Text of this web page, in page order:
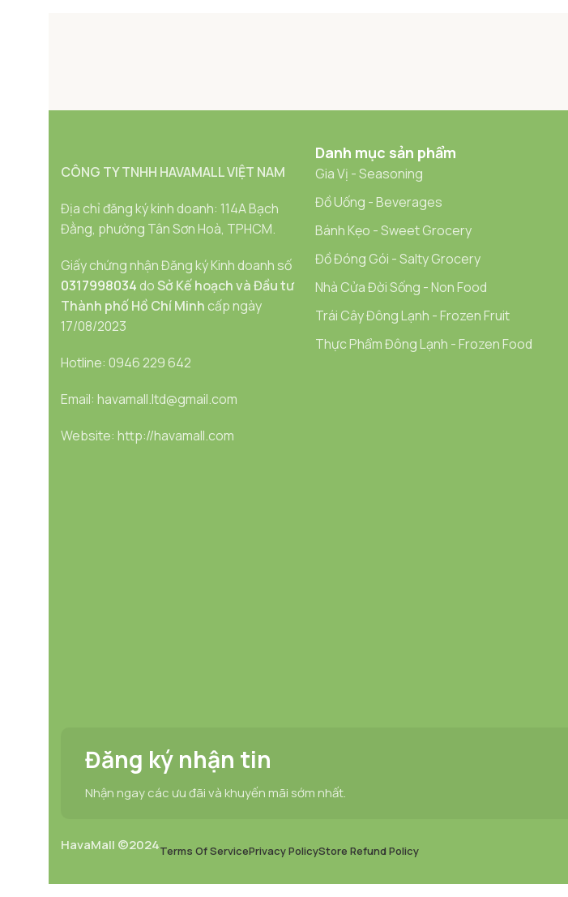
CÔNG TY TNHH HAVAMALL VIỆT NAM
Địa chỉ đăng ký kinh doanh: 114A Bạch
Đằng, phường Tân Sơn Hoà, TPHCM.
Giấy chứng nhận Đăng ký Kinh doanh số
0317998034 doSở Kế hoạch và Đầu tư
Thành phố Hồ Chí Minh cấp ngày
17/08/2023
Hotline: 0946 229 642
Email: havamall.ltd@gmail.com
Website: http://havamall.com
Danh mục sản phẩm
Gia Vị - Seasoning
Đồ Uống - Beverages
Bánh Kẹo - Sweet Grocery
Đồ Đóng Gói - Salty Grocery
Nhà Cửa Đời Sống - Non Food
Trái Cây Đông Lạnh - Frozen Fruit
Thực Phẩm Đông Lạnh - Frozen Food
Đăng ký nhận tin
Nhận ngay các ưu đãi và khuyến mãi sớm nhất.
HavaMall ©2024Terms Of ServicePrivacy PolicyStore Refund Policy